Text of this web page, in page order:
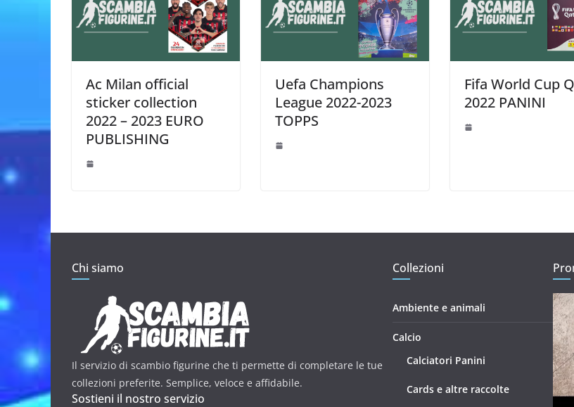
Ac Milan official
sticker collection
2022 – 2023 EURO
PUBLISHING
Uefa Champions
League 2022-2023
TOPPS
Fifa World Cup
2022 PANINI
Chi siamo
Il servizio di scambio figurine che ti permette di completare le tue
collezioni preferite. Semplice, veloce e affidabile.
Sostieni il nostro servizio
Collezioni
Ambiente e animali
Calcio
Calciatori Panini
Cards e altre raccolte